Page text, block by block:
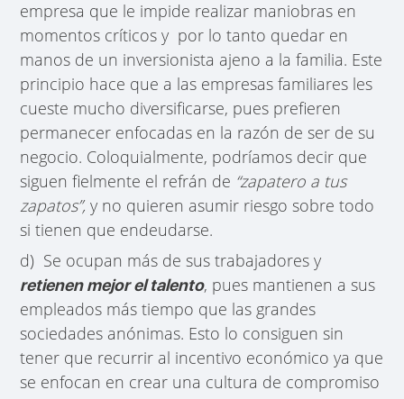
empresa que le impide realizar maniobras en
momentos críticos y por lo tanto quedar en
manos de un inversionista ajeno a la familia. Este
principio hace que a las empresas familiares les
cueste mucho diversificarse, pues prefieren
permanecer enfocadas en la razón de ser de su
negocio. Coloquialmente, podríamos decir que
siguen fielmente el refrán de “zapatero a tus
zapatos”, y no quieren asumir riesgo sobre todo
si tienen que endeudarse.
d) Se ocupan más de sus trabajadores y
retienen mejor el talento, pues mantienen a sus
empleados más tiempo que las grandes
sociedades anónimas. Esto lo consiguen sin
tener que recurrir al incentivo económico ya que
se enfocan en crear una cultura de compromiso